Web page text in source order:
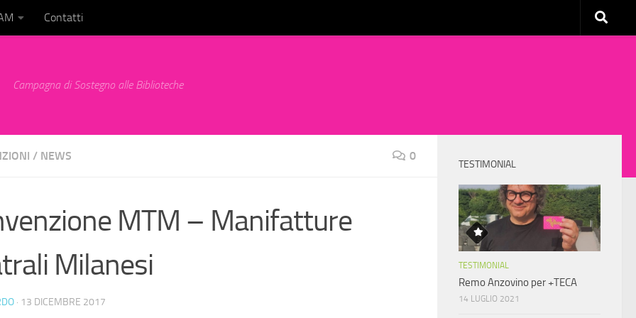
Contatti
Campagna di Sostegno alle Biblioteche
/ NEWS 0
MTM – Manifatture
Milanesi
· 13 DICEMBRE 2017
TESTIMONIAL
TESTIMONIAL
Remo Anzovino per +TECA
14 LUGLIO 2021